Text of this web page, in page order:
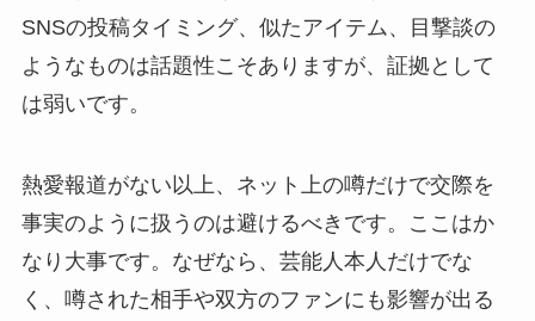
SNSの投稿タイミング、似たアイテム、目撃談の
ようなものは話題性こそありますが、証拠として
は弱いです。
熱愛報道がない以上、ネット上の噂だけで交際を
事実のように扱うのは避けるべきです。ここはか
なり大事です。なぜなら、芸能人本人だけでな
く、噂された相手や双方のファンにも影響が出る